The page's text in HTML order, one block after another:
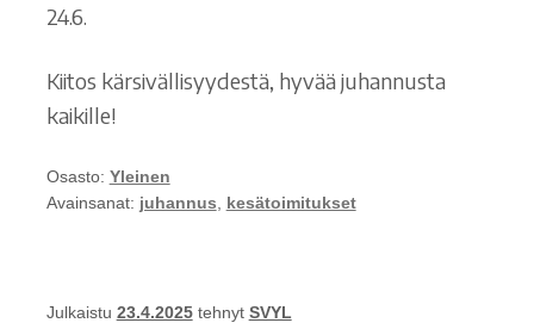
24.6.
Kiitos kärsivällisyydestä, hyvää juhannusta
kaikille!
Osasto: Yleinen
Avainsanat: juhannus kesätoimitukset
Julkaistu 23.4.2025 tehnyt SVYL